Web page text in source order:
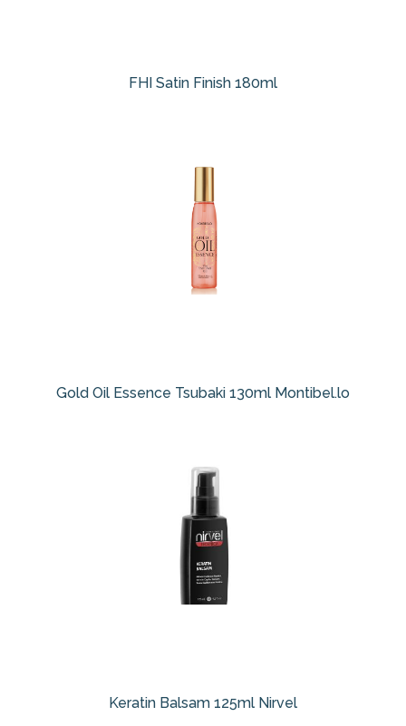
FHI Satin Finish 180ml
Gold Oil Essence Tsubaki 130ml Montibel.lo
Keratin Balsam 125ml Nirvel